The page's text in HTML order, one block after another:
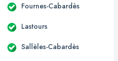
Fournes-Cabardès
Lastours
Sallèles-Cabardès